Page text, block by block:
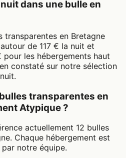
dans une bulle en
transparentes en Bretagne
de 117 € la nuit et
pour les hébergements haut
constaté sur notre sélection
transparentes en
Atypique ?
actuellement 12 bulles
Chaque hébergement est
notre équipe.